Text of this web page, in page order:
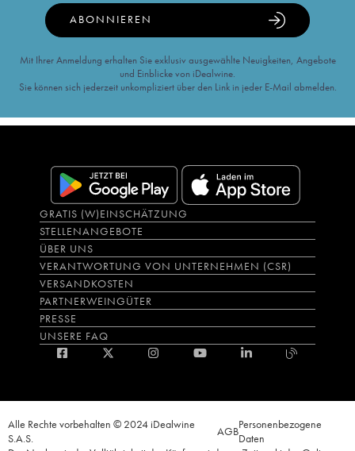
ABONNIEREN
Mit Ihrer Anmeldung erhalten Sie exklusiv ausgewählte Neuigkeiten, Angebote
und Einblicke von iDealwine.
Sie können sich jederzeit unkompliziert über den Link in jeder E-Mail abmelden.
GRATIS (W)EINSCHÄTZUNG
STELLENANGEBOTE
ÜBER UNS
VERANTWORTUNG VON UNTERNEHMEN (CSR)
VERSANDKOSTEN
PARTNERWEINGÜTER
PRESSE
UNSERE FAQ
Alle Rechte vorbehalten © 2024 iDealwine
S.A.S.
AGBPersonenbezogene
Daten